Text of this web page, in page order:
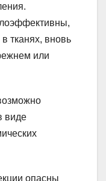
тканях, вновь
или
виде
опасны